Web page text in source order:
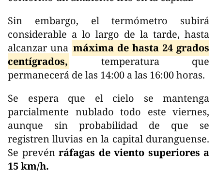
Sin embargo, el termómetro subirá
considerable a lo largo de la tarde, hasta
alcanzar una máxima de hasta 24 grados
centígrados,
temperatura que
permanecerá de las 14:00 a las 16:00 horas.
Se espera que el cielo se mantenga
parcialmente nublado todo este viernes,
aunque sin probabilidad de que se
registren lluvias en la capital duranguense.
Se prevén ráfagas de viento superiores a
15 km/h.